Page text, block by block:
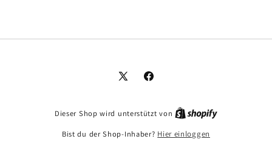
X
Facebook
Dieser Shop wird unterstützt von
Bist du der Shop-Inhaber? Hier einloggen